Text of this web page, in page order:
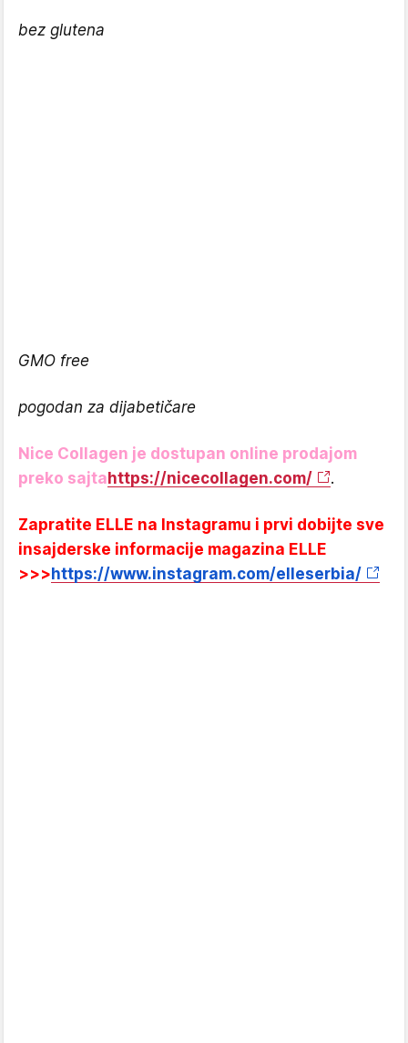
bez glutena
GMO free
pogodan za dijabetičare
Nice Collagen je dostupan online prodajom
preko sajtahttps://nicecollagen.com/ .
Zapratite ELLE na Instagramu i prvi dobijte sve
insajderske informacije magazina ELLE
>>>https://www.instagram.com/elleserbia/